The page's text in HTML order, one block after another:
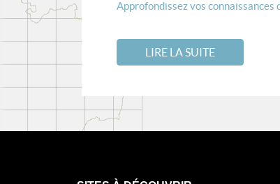
Approfondissez vos connaissances
LIRE LA SUITE